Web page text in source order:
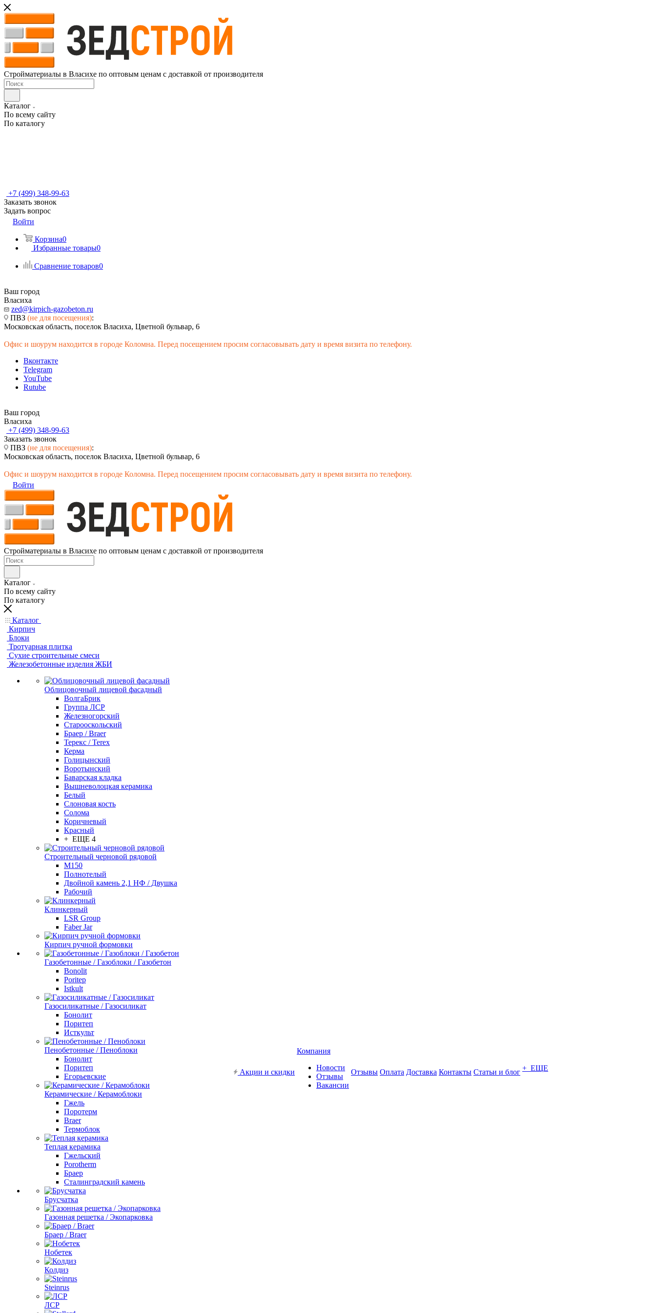
Стройматериалы в Власихе по оптовым ценам с доставкой от производителя
Каталог
По всему сайту
По каталогу
+7 (499) 348-99-63
Заказать звонок
Задать вопрос
Войти
Корзина0
Избранные товары0
Сравнение товаров0
Ваш город
Власиха
zed@kirpich-gazobeton.ru
ПВЗ (не для посещения):
Московская область, поселок Власиха, Цветной бульвар, 6
Офис и шоурум находится в городе Коломна. Перед посещением просим согласовывать дату и время визита по телефону.
Вконтакте
Telegram
YouTube
Rutube
Ваш город
Власиха
+7 (499) 348-99-63
Заказать звонок
ПВЗ (не для посещения):
Московская область, поселок Власиха, Цветной бульвар, 6
Офис и шоурум находится в городе Коломна. Перед посещением просим согласовывать дату и время визита по телефону.
Войти
Стройматериалы в Власихе по оптовым ценам с доставкой от производителя
Каталог
По всему сайту
По каталогу
Каталог
Кирпич
Блоки
Тротуарная плитка
Сухие строительные смеси
Железобетонные изделия ЖБИ
Облицовочный лицевой фасадный
ВолгаБрик
Группа ЛСР
Железногорский
Старооскольский
Браер / Braer
Терекс / Terex
Керма
Голицынский
Воротынский
Баварская кладка
Вышневолоцкая керамика
Белый
Слоновая кость
Солома
Коричневый
Красный
+ ЕЩЕ 4
Строительный черновой рядовой
М150
Полнотелый
Двойной камень 2,1 НФ / Двушка
Рабочий
Клинкерный
LSR Group
Faber Jar
Кирпич ручной формовки
Газобетонные / Газоблоки / Газобетон
Bonolit
Poritep
Istkult
Газосиликатные / Газосиликат
Бонолит
Поритеп
Исткульт
Пенобетонные / Пеноблоки
Бонолит
Поритеп
Егорьевские
Керамические / Керамоблоки
Гжель
Поротерм
Braer
Термоблок
Теплая керамика
Гжельский
Porotherm
Браер
Сталинградский камень
Брусчатка
Газонная решетка / Экопарковка
Браер / Braer
Нобетек
Колдиз
Steinrus
ЛСР
Акции и скидки
Компания
Новости
Отзывы
Вакансии
Отзывы Оплата Доставка Контакты Статьи и блог + ЕЩЕ